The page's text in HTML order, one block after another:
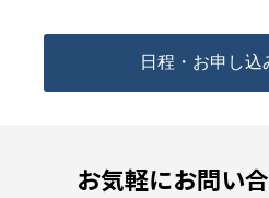
日程・お申し込
お気軽にお問い